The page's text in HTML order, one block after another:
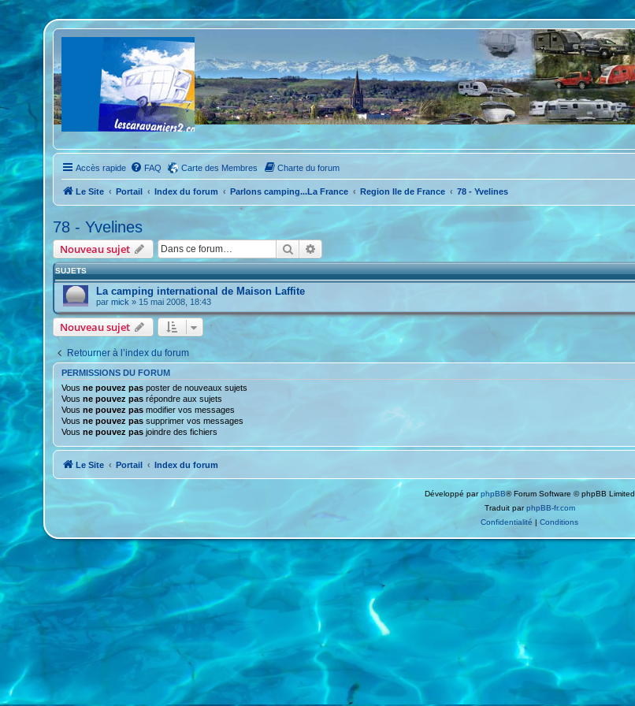
Accès rapide FAQ Carte des Membres Charte du forum
Le Site Portail Index du forum Parlons camping...La France Region Ile de France 78 - Yvelines
78 - Yvelines
Nouveau sujet Rechercher
SUJETS
La camping international de Maison Laffite
parmick » 15 mai 2008, 18:43
Nouveau sujet
Retourner à l’index du forum
PERMISSIONS DU FORUM
Vousne pouvez pas poster de nouveaux sujets
Vousne pouvez pas répondre aux sujets
Vousne pouvez pas modifier vos messages
Vousne pouvez pas supprimer vos messages
Vousne pouvez pas joindre des fichiers
Le Site Portail Index du forum
Développé parphpBB® Forum Software © phpBB Limited
Traduit parphpBB-fr.com
Confidentialité | Conditions